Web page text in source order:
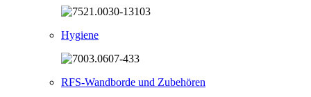
Hygiene
RFS-Wandborde und Zubehören